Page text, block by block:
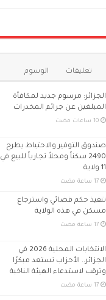
تعليقات الوسوم
الجزائر: مرسوم جديد لمكافأة
المبلغين عن جرائم المخدرات
‏10 ساعات مضت
صندوق التوفير والاحتياط يطرح
2490 سكناً ومحلاً تجارياً للبيع في
11 ولاية
‏17 ساعة مضت
تنفيذ حكم قضائي واسترجاع
مسكن في هذه الولاية
‏17 ساعة مضت
الانتخابات المحلية 2026 في
الجزائر.. الأحزاب تستعد مبكرًا
وترقب لاستدعاء الهيئة الناخبة
‏17 ساعة مضت